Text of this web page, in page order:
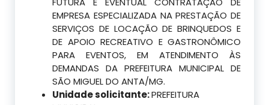
EMPRESA ESPECIALIZADA NA PRESTAÇÃO DE
SERVIÇOS DE LOCAÇÃO DE BRINQUEDOS E
DE APOIO RECREATIVO E GASTRONÔMICO
PARA EVENTOS, EM ATENDIMENTO ÀS
DEMANDAS DA PREFEITURA MUNICIPAL DE
SÃO MIGUEL DO ANTA/MG.
Unidade solicitante:PREFEITURA